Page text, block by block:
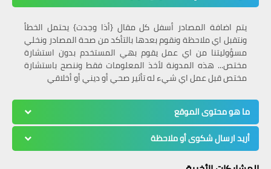
معلومات طبية
العقد النفسية واثرها على المراهقين
يتم اضافة المصادر أسفل كل مقال {أذا وجدت} يحتمل الخطأ
ونتقبل اي ملاحظة ونقوم بعدها بالتأكد من صحة المصادر ونخلي
مسؤوليتنا من اي عمل يقوم بهي المستخدم بدون استشارة
مختص... هذه المدونة لأخذ المعلومات فقط وننصح باستشارة
مختص قبل عمل اي شيء له تأثير صحي أو ديني أو أخلاقي
ما هو محتوى الموقع
أريد ارسال شكوى أو ملاحظة